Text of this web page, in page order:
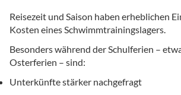
Reisezeit und Saison haben erheblichen
Kosten eines Schwimmtrainingslagers.
Besonders während der Schulferien –
Osterferien – sind:
Unterkünfte stärker nachgefragt